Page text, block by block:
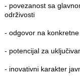
- povezanost sa
održivosti
- odgovor na
- potencijal za
- inovativni karakter